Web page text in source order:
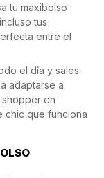
tu maxibolso
tus
entre el
el día y sales
adaptarse a
shopper en
chic que funciona